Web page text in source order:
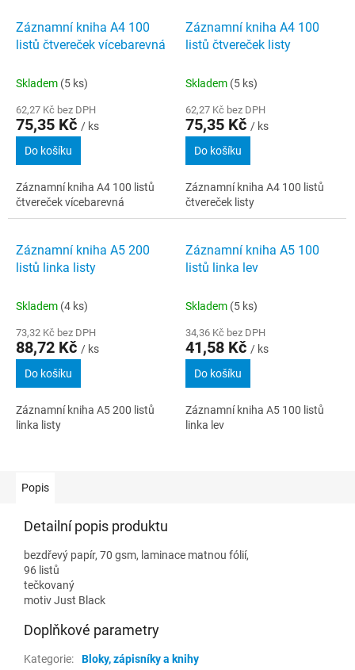
Záznamní kniha A4 100
listů čtvereček vícebarevná
Skladem (5 ks)
62,27 Kč bez DPH
75,35 Kč / ks
Do košíku
Záznamní kniha A4 100 listů
čtvereček vícebarevná
Záznamní kniha A4 100
listů čtvereček listy
Skladem (5 ks)
62,27 Kč bez DPH
75,35 Kč / ks
Do košíku
Záznamní kniha A4 100 listů
čtvereček listy
Záznamní kniha A5 200
listů linka listy
Skladem (4 ks)
73,32 Kč bez DPH
88,72 Kč / ks
Do košíku
Záznamní kniha A5 200 listů
linka listy
Záznamní kniha A5 100
listů linka lev
Skladem (5 ks)
34,36 Kč bez DPH
41,58 Kč / ks
Do košíku
Záznamní kniha A5 100 listů
linka lev
Popis
Detailní popis produktu
bezdřevý papír, 70 gsm, laminace matnou fólií,
96 listů
tečkovaný
motiv Just Black
Doplňkové parametry
Kategorie:
Bloky, zápisníky a knihy